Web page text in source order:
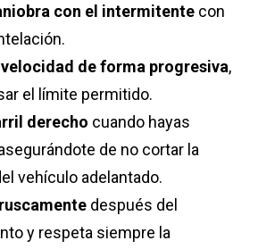
con el intermitente con
de forma progresiva,
el límite permitido.
derecho cuando hayas
de no cortar la
vehículo adelantado.
después del
y respeta siempre la